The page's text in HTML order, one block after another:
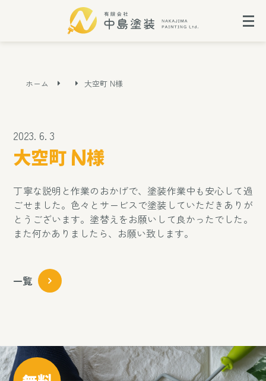
ホーム 大空町 N様
2023. 6. 3
大空町 N様
丁寧な説明と作業のおかげで、塗装作業中も安心して過
ごせました。色々とサービスで塗装していただきありが
とうございます。塗替えをお願いして良かったでした。
また何かありましたら、お願い致します。
一覧